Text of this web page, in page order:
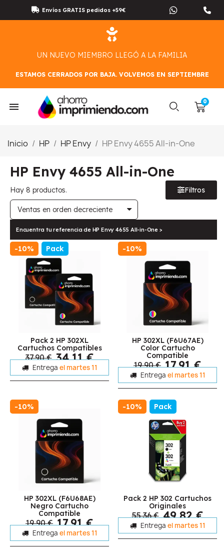
Envíos GRATIS pedidos +59€
UN NUEVO MIEMBRO LLEGÓ A LA FAMILIA
ESTAMOS CERRADOS POR BAJA. VOLVEMOS EN SEPTIEMBRE
Inicio HP HP Envy HP Envy 4655 All-in-One
HP Envy 4655 All-in-One
Hay 8 productos. Filtros
Encuentra tu referencia de HP Envy 4655 All-in-One >
-10% Pack
Pack 2 HP 302XL
Cartuchos Compatibles
37,90 € 34,11 €
Entrega el martes 11
-10%
HP 302XL (F6U67AE)
Color Cartucho
Compatible
19,90 € 17,91 €
Entrega el martes 11
-10%
HP 302XL (F6U68AE)
Negro Cartucho
Compatible
19,90 € 17,91 €
Entrega el martes 11
-10% Pack
Pack 2 HP 302 Cartuchos
Originales
55,36 € 49,82 €
Entrega el martes 11